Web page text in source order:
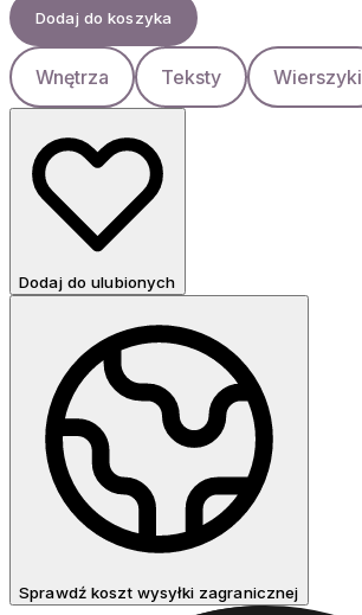
Dodaj do koszyka
Wnętrza Teksty Wierszyki
Dodaj do ulubionych
Sprawdź koszt wysyłki zagranicznej